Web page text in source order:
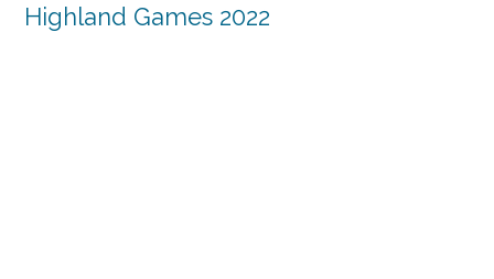
Highland Games 2022